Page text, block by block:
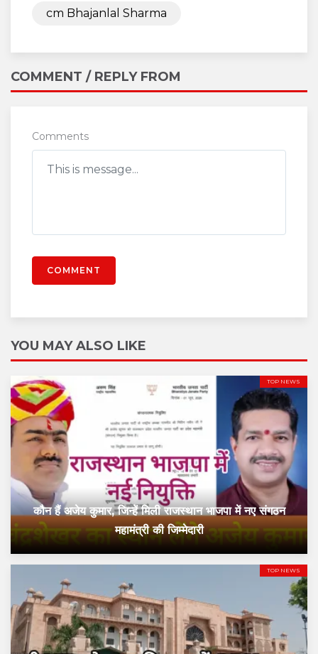
cm Bhajanlal Sharma
COMMENT / REPLY FROM
Comments
COMMENT
YOU MAY ALSO LIKE
TOP NEWS
कौन हैं अजेय कुमार, जिन्हें मिली राजस्थान भाजपा में नए संगठन
महामंत्री की जिम्मेदारी
TOP NEWS